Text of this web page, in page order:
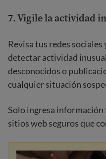
7. Vigile la actividad
Revisa tus redes sociales
detectar actividad
desconocidos o
cualquier situación
Solo ingresa información
sitios web seguros que